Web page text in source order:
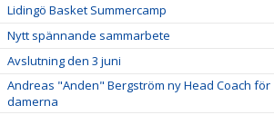
Lidingö Basket Summercamp
Nytt spännande sammarbete
Avslutning den 3 juni
Andreas "Anden" Bergström ny Head Coach för
damerna